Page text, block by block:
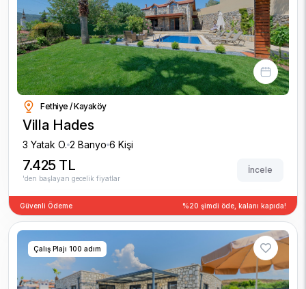
Fethiye / Kayaköy
Villa Hades
3 Yatak O. 2 Banyo 6 Kişi
7.425 TL
'den başlayan gecelik fiyatlar
İncele
Güvenli Ödeme %20 şimdi öde, kalanı kapıda!
Çalış Plajı 100 adım